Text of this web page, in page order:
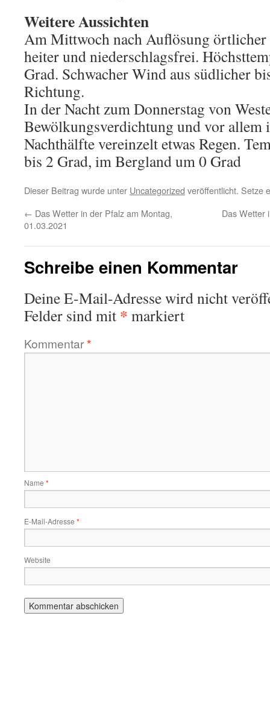
Weitere Aussichten
Am Mittwoch nach Auflösung
heiter und niederschlagsfrei.
Grad. Schwacher Wind aus südlicher
Richtung.
In der Nacht zum Donnerstag von
Bewölkungsverdichtung und vor allem
Nachthälfte vereinzelt etwas Regen.
bis 2 Grad, im Bergland um 0 Grad
Dieser Beitrag wurde unter Uncategorized veröffentlicht. Setze
← Das Wetter in der Pfalz am Montag,
01.03.2021
Das Wetter
Schreibe einen Kommentar
Deine E-Mail-Adresse wird nicht
Felder sind mit * markiert
Kommentar*
Name *
E-Mail-Adresse *
Website